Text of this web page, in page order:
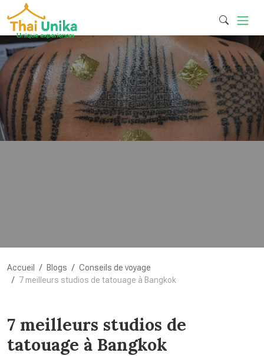
Accueil Blogs
Conseils de voyage
7 meilleurs studios de tatouage à Bangkok
7 meilleurs studios de
tatouage à Bangkok